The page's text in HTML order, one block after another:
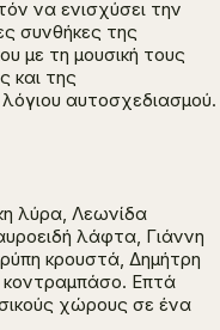
να ενισχύσει την
συνθήκες της
με τη μουσική τους
και της
αυτοσχεδιασμού.
λύρα, Λεωνίδα
λάφτα, Γιάννη
κρουστά, Δημήτρη
Επτά
χώρους σε ένα